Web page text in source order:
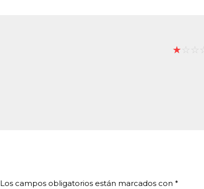
Los campos obligatorios están marcados con*